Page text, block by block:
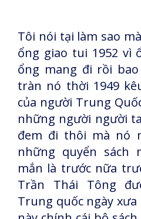
Tôi nói tại làm sao
ổng giao tui 1952 vì
ổng mang đi rồi
tràn nó thời 1949
của người Trung
những người người
đem đi thôi mà nó
những quyển sách
mắn là trước nữa
Trần Thái Tông
Trung quốc ngày xưa